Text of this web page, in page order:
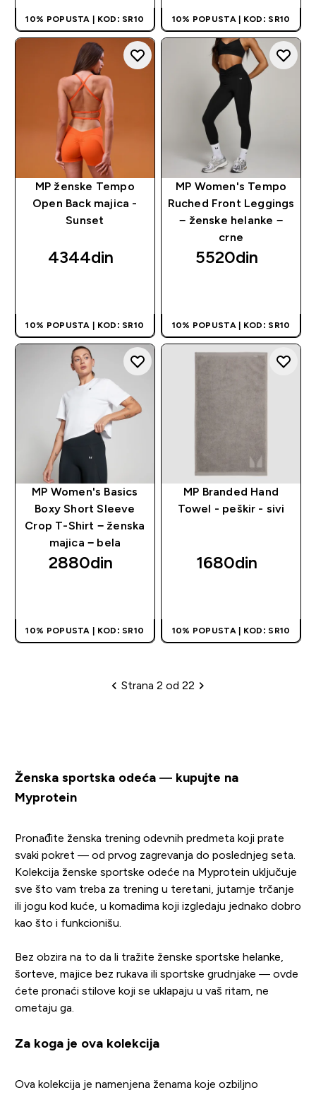
10% POPUSTA | KOD: SR10 10% POPUSTA | KOD: SR10
MP ženske Tempo
Open Back majica -
Sunset
4344din‎
10% POPUSTA | KOD: SR10
MP Women's Tempo
Ruched Front Leggings
− ženske helanke −
crne
5520din‎
10% POPUSTA | KOD: SR10
MP Women's Basics
Boxy Short Sleeve
Crop T-Shirt − ženska
majica − bela
2880din‎
10% POPUSTA | KOD: SR10
MP Branded Hand
Towel - peškir - sivi
1680din‎
10% POPUSTA | KOD: SR10
Sadržina
Strana 2 od 22
Ženska sportska odeća — kupujte na
Myprotein
Pronađite ženska trening odevnih predmeta koji prate
svaki pokret — od prvog zagrevanja do poslednjeg seta.
Kolekcija ženske sportske odeće na Myprotein uključuje
sve što vam treba za trening u teretani, jutarnje trčanje
ili jogu kod kuće, u komadima koji izgledaju jednako dobro
kao što i funkcionišu.
Bez obzira na to da li tražite ženske sportske helanke,
šorteve, majice bez rukava ili sportske grudnjake — ovde
ćete pronaći stilove koji se uklapaju u vaš ritam, ne
ometaju ga.
Za koga je ova kolekcija
Ova kolekcija je namenjena ženama koje ozbiljno